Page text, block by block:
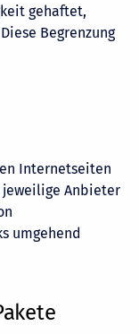
gehaftet,
Begrenzung
Internetseiten
Anbieter
umgehend